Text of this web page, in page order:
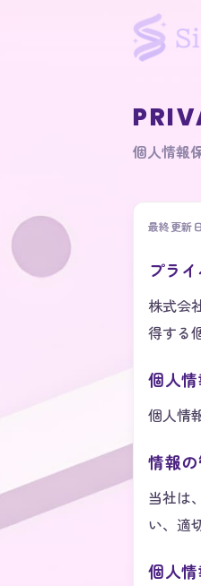
個人情報
最終更新
プラ
株式会
得する
個人
個人情
情報
当社は
い、適
個人